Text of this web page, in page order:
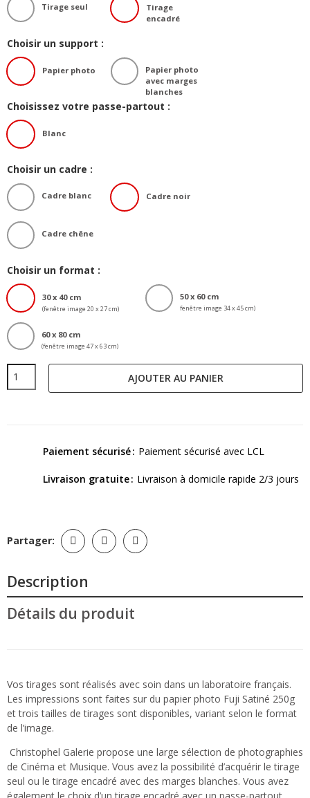
Tirage seul
Tirage
encadré
Choisir un support :
Papier photo
Papier photo
avec marges
blanches
Choisissez votre passe-partout :
Blanc
Choisir un cadre :
Cadre blanc Cadre noir
Cadre chêne
Choisir un format :
30 x 40 cm
(fenêtre image 20 x 27 cm)
50 x 60 cm
fenêtre image 34 x 45 cm)
60 x 80 cm
(fenêtre image 47 x 63 cm)
AJOUTER AU PANIER
Paiement sécurisé Paiement sécurisé avec LCL
Livraison gratuite Livraison à domicile rapide 2/3 jours
Partager:
Description
Détails du produit
Vos tirages sont réalisés avec soin dans un laboratoire français.
Les impressions sont faites sur du papier photo Fuji Satiné 250g
et trois tailles de tirages sont disponibles, variant selon le format
de l’image.
Christophel Galerie propose une large sélection de photographies
de Cinéma et Musique. Vous avez la possibilité d’acquérir le tirage
seul ou le tirage encadré avec des marges blanches. Vous avez
également le choix d’un tirage encadré avec un passe-partout